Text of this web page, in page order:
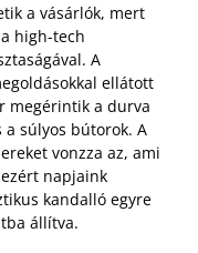
a vásárlók, mert
high-tech
A
ellátott
megérintik a durva
a súlyos bútorok. A
vonzza az, ami
napjaink
kandalló egyre
állítva.